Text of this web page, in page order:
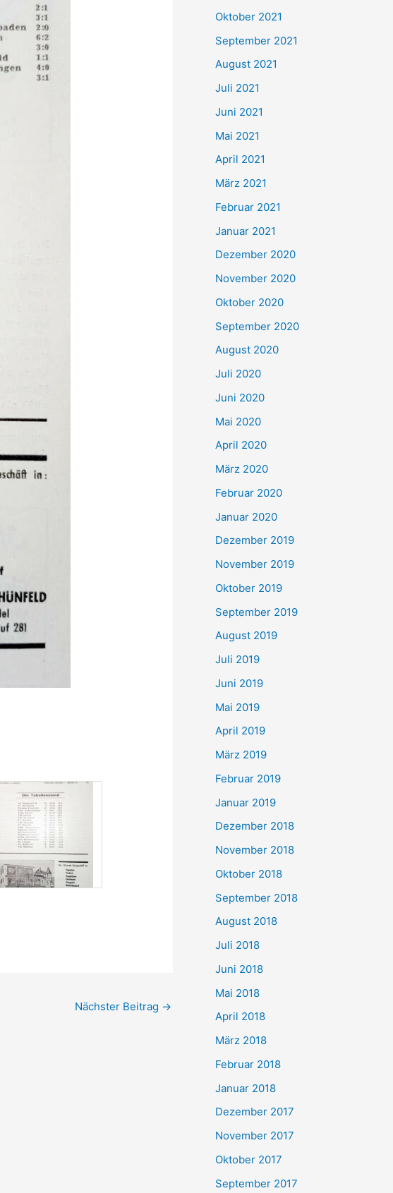
Nächster Beitrag →
e
n
h
:
Oktober 2021
September 2021
August 2021
Juli 2021
Juni 2021
Mai 2021
April 2021
März 2021
Februar 2021
Januar 2021
Dezember 2020
November 2020
Oktober 2020
September 2020
August 2020
Juli 2020
Juni 2020
Mai 2020
April 2020
März 2020
Februar 2020
Januar 2020
Dezember 2019
November 2019
Oktober 2019
September 2019
August 2019
Juli 2019
Juni 2019
Mai 2019
April 2019
März 2019
Februar 2019
Januar 2019
Dezember 2018
November 2018
Oktober 2018
September 2018
August 2018
Juli 2018
Juni 2018
Mai 2018
April 2018
März 2018
Februar 2018
Januar 2018
Dezember 2017
November 2017
Oktober 2017
September 2017